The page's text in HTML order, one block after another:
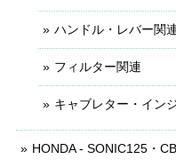
ハンドル・レバー関
フィルター関連
キャブレター・イン
HONDA - SONIC125・